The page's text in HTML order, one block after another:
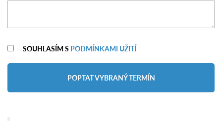
SOUHLASÍM S PODMÍNKAMI UŽITÍ
POPTAT VYBRANÝ TERMÍN